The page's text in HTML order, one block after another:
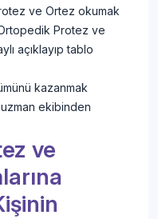
ve Ortez okumak
Protez ve
açıklayıp tablo
kazanmak
uzman ekibinden
ve